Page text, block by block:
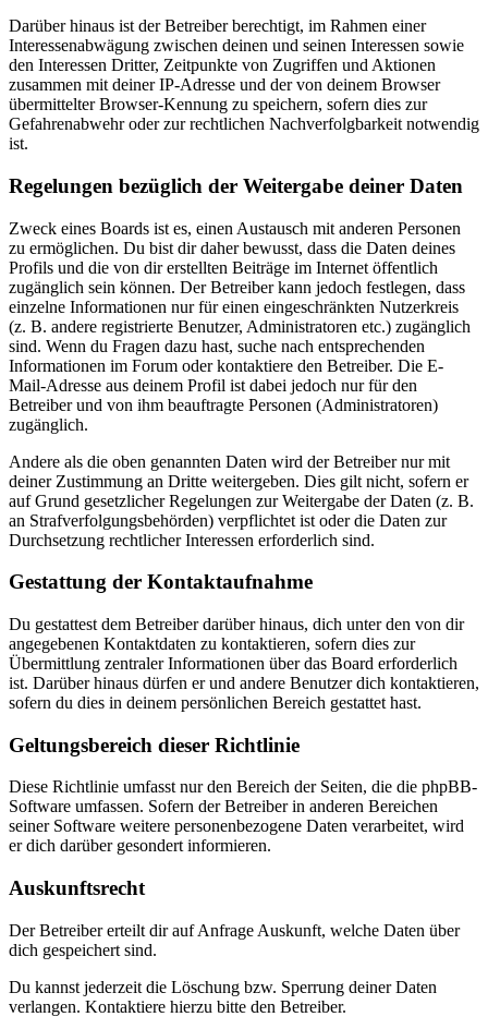
Darüber hinaus ist der Betreiber berechtigt, im Rahmen einer
Interessenabwägung zwischen deinen und seinen Interessen sowie
den Interessen Dritter, Zeitpunkte von Zugriffen und Aktionen
zusammen mit deiner IP-Adresse und der von deinem Browser
übermittelter Browser-Kennung zu speichern, sofern dies zur
Gefahrenabwehr oder zur rechtlichen Nachverfolgbarkeit notwendig
ist.
Regelungen bezüglich der Weitergabe deiner Daten
Zweck eines Boards ist es, einen Austausch mit anderen Personen
zu ermöglichen. Du bist dir daher bewusst, dass die Daten deines
Profils und die von dir erstellten Beiträge im Internet öffentlich
zugänglich sein können. Der Betreiber kann jedoch festlegen, dass
einzelne Informationen nur für einen eingeschränkten Nutzerkreis
(z. B. andere registrierte Benutzer, Administratoren etc.) zugänglich
sind. Wenn du Fragen dazu hast, suche nach entsprechenden
Informationen im Forum oder kontaktiere den Betreiber. Die E-
Mail-Adresse aus deinem Profil ist dabei jedoch nur für den
Betreiber und von ihm beauftragte Personen (Administratoren)
zugänglich.
Andere als die oben genannten Daten wird der Betreiber nur mit
deiner Zustimmung an Dritte weitergeben. Dies gilt nicht, sofern er
auf Grund gesetzlicher Regelungen zur Weitergabe der Daten (z. B.
an Strafverfolgungsbehörden) verpflichtet ist oder die Daten zur
Durchsetzung rechtlicher Interessen erforderlich sind.
Gestattung der Kontaktaufnahme
Du gestattest dem Betreiber darüber hinaus, dich unter den von dir
angegebenen Kontaktdaten zu kontaktieren, sofern dies zur
Übermittlung zentraler Informationen über das Board erforderlich
ist. Darüber hinaus dürfen er und andere Benutzer dich kontaktieren,
sofern du dies in deinem persönlichen Bereich gestattet hast.
Geltungsbereich dieser Richtlinie
Diese Richtlinie umfasst nur den Bereich der Seiten, die die phpBB-
Software umfassen. Sofern der Betreiber in anderen Bereichen
seiner Software weitere personenbezogene Daten verarbeitet, wird
er dich darüber gesondert informieren.
Auskunftsrecht
Der Betreiber erteilt dir auf Anfrage Auskunft, welche Daten über
dich gespeichert sind.
Du kannst jederzeit die Löschung bzw. Sperrung deiner Daten
verlangen. Kontaktiere hierzu bitte den Betreiber.